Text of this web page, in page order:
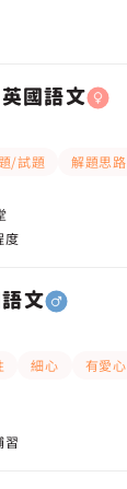
國語文
/試題 解題思路
度
文
細心 有愛心
習